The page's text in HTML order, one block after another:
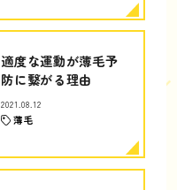
適度な運動が薄毛予
防に繋がる理由
2021.08.12
薄毛